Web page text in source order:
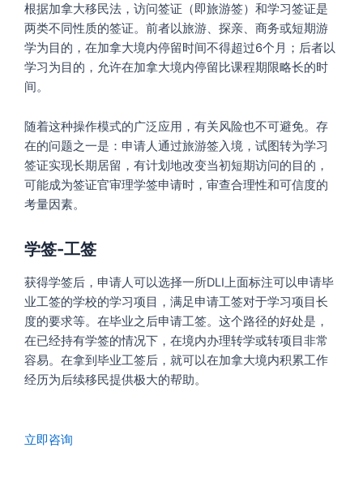
根据加拿大移民法，访问签证（即旅游签）和学习签证是
两类不同性质的签证。前者以旅游、探亲、商务或短期游
学为目的，在加拿大境内停留时间不得超过6个月；后者以
学习为目的，允许在加拿大境内停留比课程期限略长的时
间。
随着这种操作模式的广泛应用，有关风险也不可避免。存
在的问题之一是：申请人通过旅游签入境，试图转为学习
签证实现长期居留，有计划地改变当初短期访问的目的，
可能成为签证官审理学签申请时，审查合理性和可信度的
考量因素。
学签-工签
获得学签后，申请人可以选择一所DLI上面标注可以申请毕
业工签的学校的学习项目，满足申请工签对于学习项目长
度的要求等。在毕业之后申请工签。这个路径的好处是，
在已经持有学签的情况下，在境内办理转学或转项目非常
容易。在拿到毕业工签后，就可以在加拿大境内积累工作
经历为后续移民提供极大的帮助。
立即咨询